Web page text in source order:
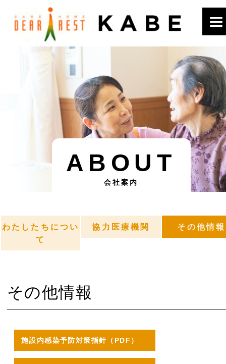
ABOUT
会社案内
わたしたちについ
て
協力医療機関 その他情報
その他情報
施設内感染予防対策指針（PDF）